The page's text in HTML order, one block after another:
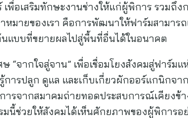
เพื่อเสริมทักษะงานช่างให้แก่ผู้พิการ รวมถึ
หมายของเรา คือการพัฒนาให้ฟาร์มสามาร
นแบบที่ขยายผลไปสู่พื้นที่อื่นได้ในอนาคต
“จากใจสู่จาน” เพื่อเชื่อมโยงสังคมสู่ฟาร์ม
รู้การปลูก ดูแล และเก็บเกี่ยวผักออร์แกนิกจ
ารจากสมาคมถ่ายทอดประสบการณ์เคียงข้า
มนี้ช่วยให้สังคมได้เห็นศักยภาพของผู้พิการอ